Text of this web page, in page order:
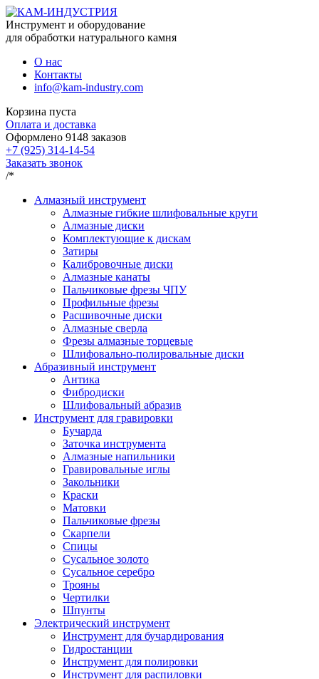
Инструмент и оборудование
для обработки натурального камня
О нас
Контакты
info@kam-industry.com
Корзина пуста
Оплата и доставка
Оформлено 9148 заказов
+7 (925) 314-14-54
Заказать звонок
/*
Алмазный инструмент
Алмазные гибкие шлифовальные круги
Алмазные диски
Комплектующие к дискам
Затиры
Калибровочные диски
Алмазные канаты
Пальчиковые фрезы ЧПУ
Профильные фрезы
Расшивочные диски
Алмазные сверла
Фрезы алмазные торцевые
Шлифовально-полировальные диски
Абразивный инструмент
Антика
Фибродиски
Шлифовальный абразив
Инструмент для гравировки
Бучарда
Заточка инструмента
Алмазные напильники
Гравировальные иглы
Закольники
Краски
Матовки
Пальчиковые фрезы
Скарпели
Спицы
Сусальное золото
Сусальное серебро
Трояны
Чертилки
Шпунты
Электрический инструмент
Инструмент для бучардирования
Гидростанции
Инструмент для полировки
Инструмент для распиловки